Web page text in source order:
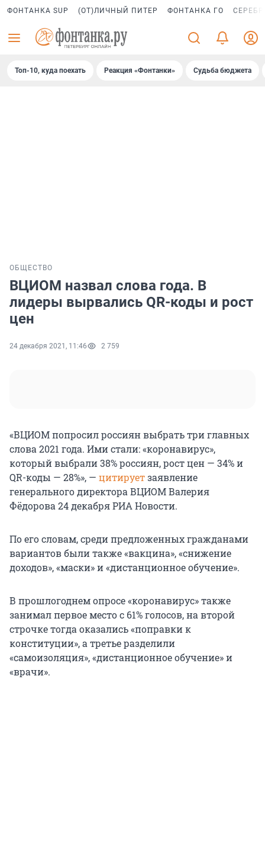
ФОНТАНКА SUP (ОТ)ЛИЧНЫЙ ПИТЕР ФОНТАНКА ГО
Топ-10, куда поехать Реакция «Фонтанки» Судьба бюджета
ОБЩЕСТВО
ВЦИОМ назвал слова года. В
лидеры вырвались QR-коды и рост
цен
24 декабря 2021, 11:46 2 759
«ВЦИОМ попросил россиян выбрать три главных
слова 2021 года. Ими стали: «коронавирус»,
который выбрали 38% россиян, рост цен — 34% и
QR-коды — 28%», — цитируетзаявление
генерального директора ВЦИОМ Валерия
Фёдорова 24 декабря РИА Новости.
По его словам, среди предложенных гражданами
вариантов были также «вакцина», «снижение
доходов», «маски» и «дистанционное обучение».
В прошлогоднем опросе «коронавирус» также
занимал первое место с 61% голосов, на второй
строчке тогда оказались «поправки к
конституции», а третье разделили
«самоизоляция», «дистанционное обучение» и
«врачи».